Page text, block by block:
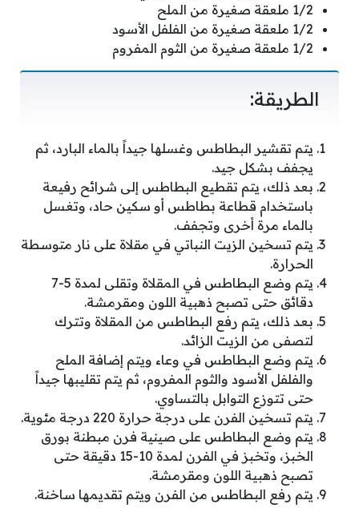
1/2 ملعقة صغيرة من الملح
1/2 ملعقة صغيرة من الفلفل الأسود
1/2 ملعقة صغيرة من الثوم المفروم
الطريقة:
يتم تقشير البطاطس وغسلها جيداً بالماء البارد، ثم
يجفف بشكل جيد.
بعد ذلك، يتم تقطيع البطاطس إلى شرائح رفيعة
باستخدام قطاعة بطاطس أو سكين حاد، وتغسل
بالماء مرة أخرى وتجفف.
يتم تسخين الزيت النباتي في مقلاة على نار متوسطة
الحرارة.
يتم وضع البطاطس في المقلاة وتقلى لمدة 5-7
دقائق حتى تصبح ذهبية اللون ومقرمشة.
بعد ذلك، يتم رفع البطاطس من المقلاة وتترك
لتصفى من الزيت الزائد.
يتم وضع البطاطس في وعاء ويتم إضافة الملح
والفلفل الأسود والثوم المفروم، ثم يتم تقليبها جيداً
حتى تتوزع التوابل بالتساوي.
يتم تسخين الفرن على درجة حرارة 220 درجة مئوية.
يتم وضع البطاطس على صينية فرن مبطنة بورق
الخبز، وتخبز في الفرن لمدة 10-15 دقيقة حتى
تصبح ذهبية اللون ومقرمشة.
يتم رفع البطاطس من الفرن ويتم تقديمها ساخنة.